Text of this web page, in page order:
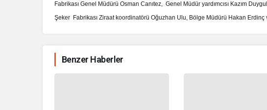
Fabrikası Genel Müdürü Osman Canıtez, Genel Müdür yardımcısı Kazım
Şeker Fabrikası Ziraat koordinatörü Oğuzhan Ulu, Bölge Müdürü Hakan Erdinç
Benzer Haberler